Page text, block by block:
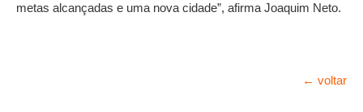
metas alcançadas e uma nova cidade”, afirma Joaquim Neto.
← voltar